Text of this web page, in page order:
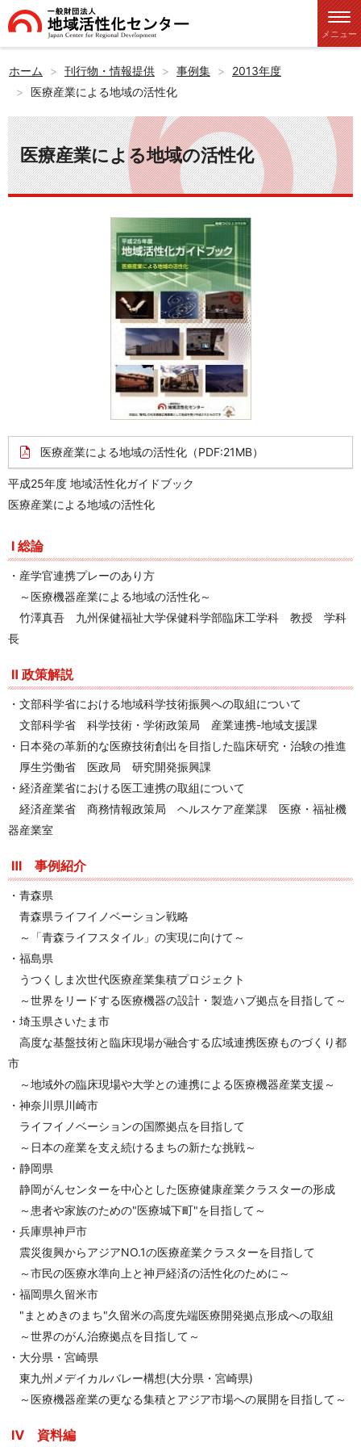
メニュー
ホーム 刊行物・情報提供 事例集
2013年度
医療産業による地域の活性化
医療産業による地域の活性化
医療産業による地域の活性化 （PDF:21MB）
平成25年度 地域活性化ガイドブック
医療産業による地域の活性化
Ⅰ 総論
・産学官連携プレーのあり方
～医療機器産業による地域の活性化～
竹澤真吾 九州保健福祉大学保健科学部臨床工学科 教授 学科
長
Ⅱ 政策解説
・文部科学省における地域科学技術振興への取組について
文部科学省 科学技術・学術政策局 産業連携-地域支援課
・日本発の革新的な医療技術創出を目指した臨床研究・治験の推進
厚生労働省 医政局 研究開発振興課
・経済産業省における医工連携の取組について
経済産業省 商務情報政策局 ヘルスケア産業課 医療・福祉機
器産業室
Ⅲ 事例紹介
・青森県
青森県ライフイノベーション戦略
～「青森ライフスタイル」の実現に向けて～
・福島県
うつくしま次世代医療産業集積プロジェクト
～世界をリードする医療機器の設計・製造ハブ拠点を目指して～
・埼玉県さいたま市
高度な基盤技術と臨床現場が融合する広域連携医療ものづくり都
市
～地域外の臨床現場や大学との連携による医療機器産業支援～
・神奈川県川崎市
ライフイノベーションの国際拠点を目指して
～日本の産業を支え続けるまちの新たな挑戦～
・静岡県
静岡がんセンターを中心とした医療健康産業クラスターの形成
～患者や家族のための"医療城下町"を目指して～
・兵庫県神戸市
震災復興からアジアNO.1の医療産業クラスターを目指して
～市民の医療水準向上と神戸経済の活性化のために～
・福岡県久留米市
"まとめきのまち"久留米の高度先端医療開発拠点形成への取組
～世界のがん治療拠点を目指して～
・大分県・宮崎県
東九州メデイカルバレー構想(大分県・宮崎県)
～医療機器産業の更なる集積とアジア市場への展開を目指して～
Ⅳ 資料編